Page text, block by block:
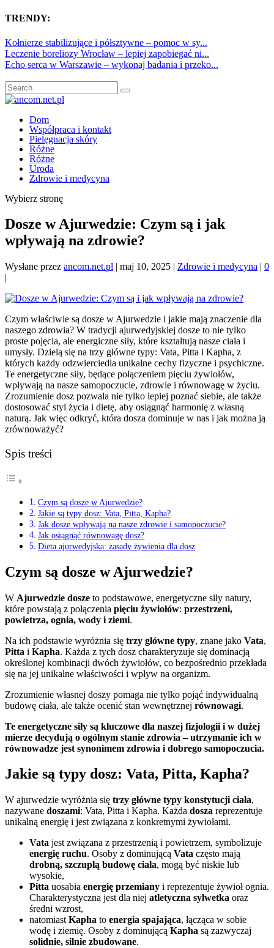
TRENDY:
Kołnierze stabilizujące i półsztywne – pomoc w sy...
Leczenie boreliozy Wrocław – lepiej zapobiegać ni...
Echo serca w Warszawie – wykonaj badania i przeko...
Dom
Współpraca i kontakt
Pielęgnacja skóry
Różne
Różne
Uroda
Zdrowie i medycyna
Wybierz stronę
Dosze w Ajurwedzie: Czym są i jak
wpływają na zdrowie?
Wysłane przez ancom.net.pl | maj 10, 2025 | Zdrowie i medycyna | 0
|
Czym właściwie są dosze w Ajurwedzie i jakie mają znaczenie dla
naszego zdrowia? W tradycji ajurwedyjskiej dosze to nie tylko
proste pojęcia, ale energiczne siły, które kształtują nasze ciała i
umysły. Dzielą się na trzy główne typy: Vata, Pitta i Kapha, z
których każdy odzwierciedla unikalne cechy fizyczne i psychiczne.
Te energetyczne siły, będące połączeniem pięciu żywiołów,
wpływają na nasze samopoczucie, zdrowie i równowagę w życiu.
Zrozumienie dosz pozwala nie tylko lepiej poznać siebie, ale także
dostosować styl życia i dietę, aby osiągnąć harmonię z własną
naturą. Jak więc odkryć, która dosza dominuje w nas i jak można ją
zrównoważyć?
Spis treści
Czym są dosze w Ajurwedzie?
Jakie są typy dosz: Vata, Pitta, Kapha?
Jak dosze wpływają na nasze zdrowie i samopoczucie?
Jak osiągnąć równowagę dosz?
Dieta ajurwedyjska: zasady żywienia dla dosz
Czym są dosze w Ajurwedzie?
W Ajurwedzie dosze to podstawowe, energetyczne siły natury,
które powstają z połączenia pięciu żywiołów: przestrzeni,
powietrza, ognia, wody i ziemi.
Na ich podstawie wyróżnia się trzy główne typy, znane jako Vata,
Pitta i Kapha. Każda z tych dosz charakteryzuje się dominacją
określonej kombinacji dwóch żywiołów, co bezpośrednio przekłada
się na jej unikalne właściwości i wpływ na organizm.
Zrozumienie własnej doszy pomaga nie tylko pojąć indywidualną
budowę ciała, ale także ocenić stan wewnętrznej równowagi.
Te energetyczne siły są kluczowe dla naszej fizjologii i w dużej
mierze decydują o ogólnym stanie zdrowia – utrzymanie ich w
równowadze jest synonimem zdrowia i dobrego samopoczucia.
Jakie są typy dosz: Vata, Pitta, Kapha?
W ajurwedzie wyróżnia się trzy główne typy konstytucji ciała,
nazywane doszami: Vata, Pitta i Kapha. Każda dosza reprezentuje
unikalną energię i jest związana z konkretnymi żywiołami.
Vata jest związana z przestrzenią i powietrzem, symbolizuje
energię ruchu. Osoby z dominującą Vata często mają
drobną, szczupłą budowę ciała, mogą być niskie lub
wysokie,
Pitta uosabia energię przemiany i reprezentuje żywioł ognia.
Charakterystyczna jest dla niej atletyczna sylwetka oraz
średni wzrost,
natomiast Kapha to energia spajająca, łącząca w sobie
wodę i ziemię. Osoby z dominującą Kapha są zazwyczaj
solidnie, silnie zbudowane.